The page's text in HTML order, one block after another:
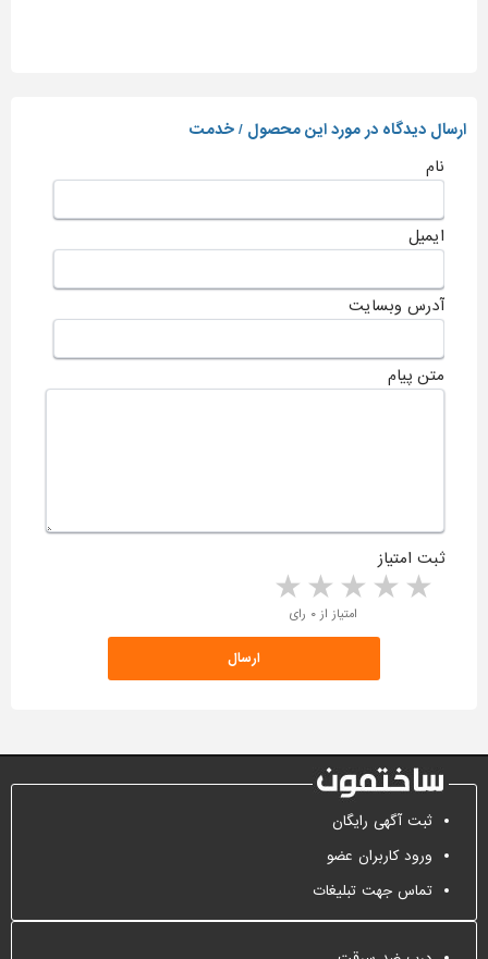
ارسال دیدگاه در مورد این محصول / خدمت
نام
ایمیل
آدرس وبسایت
متن پیام
ثبت امتیاز
4 stars 3 stars 2 stars 1 star امتیاز از ۰ رای
ثبت آگهی رایگان
ورود کاربران عضو
تماس جهت تبلیغات